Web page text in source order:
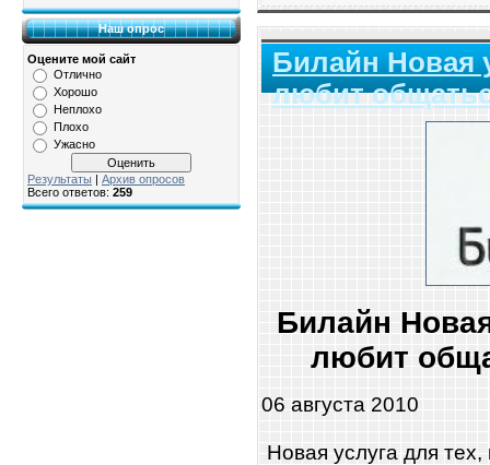
Наш опрос
Оцените мой сайт
Отлично
Хорошо
Неплохо
Плохо
Ужасно
Результаты | Архив опросов
Всего ответов: 259
Билайн Новая
любит
Билайн
любит
06 августа 2010
Новая услуга для